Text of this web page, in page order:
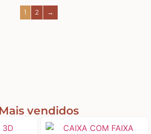
1 2 →
Mais vendidos